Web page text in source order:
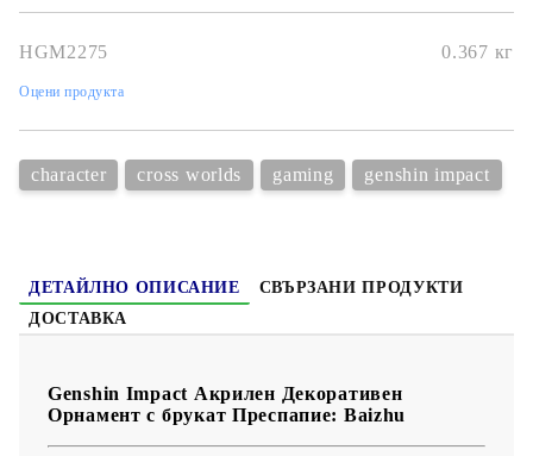
HGM2275 0.367 кг
Оцени продукта
character cross worlds gaming genshin impact
ДЕТАЙЛНО ОПИСАНИЕ
СВЪРЗАНИ ПРОДУКТИ
ДОСТАВКА
Genshin Impact Акрилен Декоративен
Орнамент с брукат Преспапие: Baizhu